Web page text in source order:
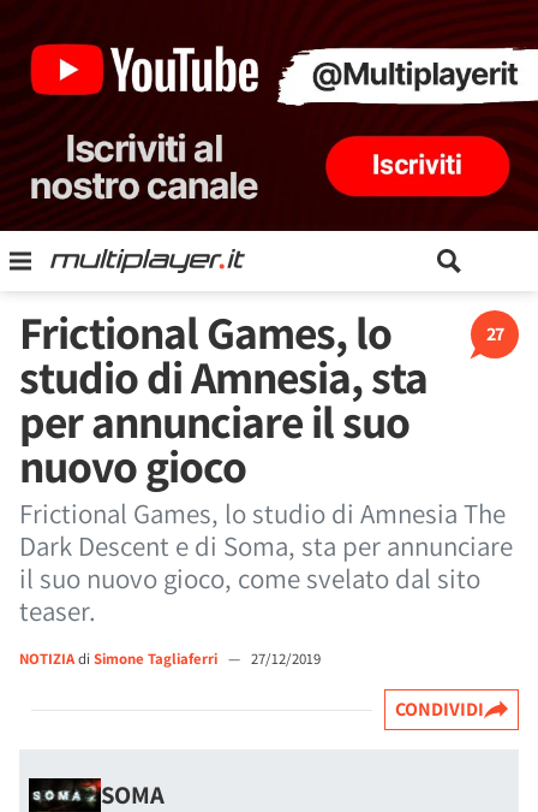
27
Frictional Games, lo
studio di Amnesia, sta
per annunciare il suo
nuovo gioco
Frictional Games, lo studio di Amnesia The
Dark Descent e di Soma, sta per annunciare
il suo nuovo gioco, come svelato dal sito
teaser.
NOTIZIAdi Simone Tagliaferri — 27/12/2019
CONDIVIDI
SOMA